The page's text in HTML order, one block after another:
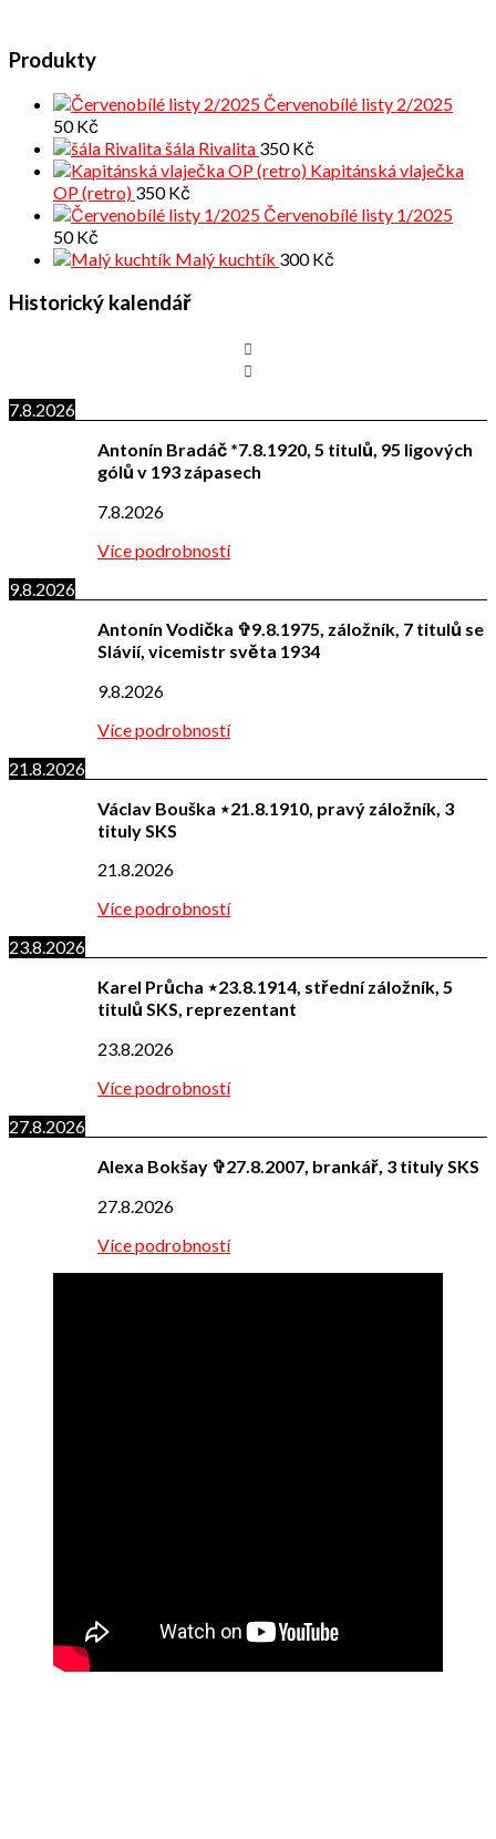
Produkty
Červenobílé listy 2/2025
50Kč
šála Rivalita 350Kč
Kapitánská vlaječka
OP (retro) 350Kč
Červenobílé listy 1/2025
50Kč
Malý kuchtík 300Kč
Historický kalendář
7.8.2026
Antonín Bradáč *7.8.1920, 5 titulů, 95 ligových
gólů v 193 zápasech
7.8.2026
Více podrobností
9.8.2026
Antonín Vodička ✞9.8.1975, záložník, 7 titulů se
Slávií, vicemistr světa 1934
9.8.2026
Více podrobností
21.8.2026
Václav Bouška ⋆21.8.1910, pravý záložník, 3
tituly SKS
21.8.2026
Více podrobností
23.8.2026
Karel Průcha ⋆23.8.1914, střední záložník, 5
titulů SKS, reprezentant
23.8.2026
Více podrobností
27.8.2026
Alexa Bokšay ✞27.8.2007, brankář, 3 tituly SKS
27.8.2026
Více podrobností